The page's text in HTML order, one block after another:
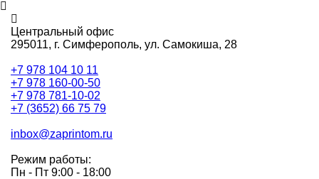
Центральный офис
295011, г. Симферополь, ул. Самокиша, 28
+7 978 104 10 11
+7 978 160-00-50
+7 978 781-10-02
+7 (3652) 66 75 79
inbox@zaprintom.ru
Режим работы:
Пн - Пт 9:00 - 18:00